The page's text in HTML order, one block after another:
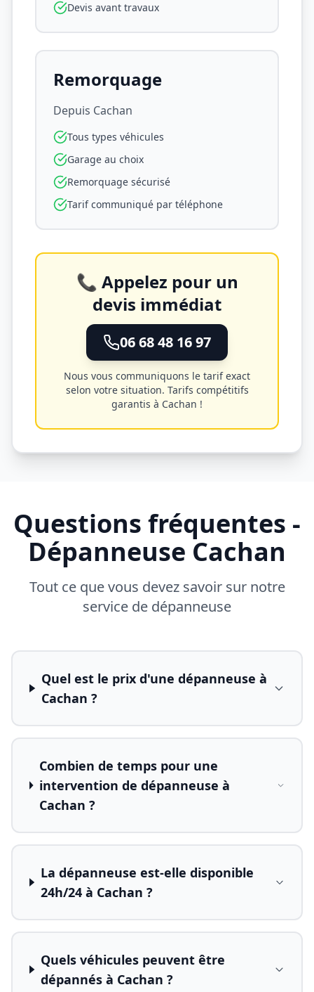
Devis avant travaux
Remorquage
Depuis Cachan
Tous types véhicules
Garage au choix
Remorquage sécurisé
Tarif communiqué par téléphone
📞 Appelez pour un
devis immédiat
06 68 48 16 97
Nous vous communiquons le tarif exact
selon votre situation. Tarifs compétitifs
garantis à Cachan !
Questions fréquentes -
Dépanneuse Cachan
Tout ce que vous devez savoir sur notre
service de dépanneuse
Quel est le prix d'une dépanneuse à
Cachan ?
Combien de temps pour une
intervention de dépanneuse à
Cachan ?
La dépanneuse est-elle disponible
24h/24 à Cachan ?
Quels véhicules peuvent être
dépannés à Cachan ?